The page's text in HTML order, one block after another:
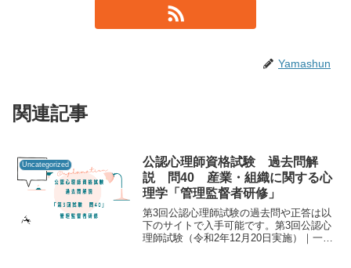
Yamashun
関連記事
Uncategorized
公認心理師資格試験 過去問解
説 問40 産業・組織に関する心
理学「管理監督者研修」
第3回公認心理師試験の過去問や正答は以
下のサイトで入手可能です。第3回公認心
理師試験（令和2年12月20日実施）｜一般